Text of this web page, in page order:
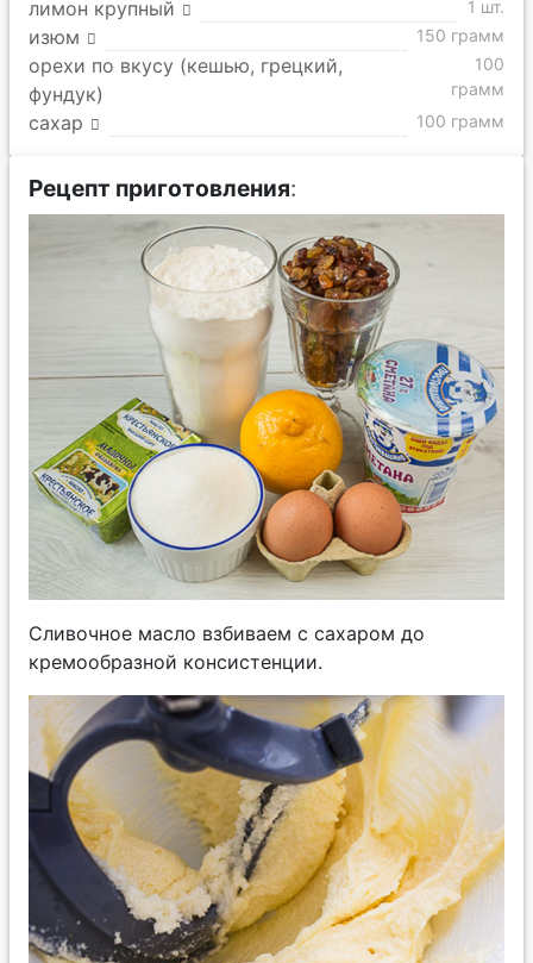
лимон крупный 1 шт.
изюм 150 грамм
орехи по вкусу (кешью, грецкий,
фундук)
100
грамм
сахар 100 грамм
Рецепт приготовления:
Сливочное масло взбиваем с сахаром до
кремообразной консистенции.